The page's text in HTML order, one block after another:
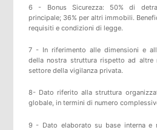
6 - Bonus Sicurezza: 50% di
principale; 36% per altri immobili.
requisiti e condizioni di legge.
7 - In riferimento alle dimensioni e
della nostra struttura rispetto ad altre
settore della vigilanza privata.
8- Dato riferito alla struttura
globale, in termini di numero
9 - Dato elaborato su base interna e